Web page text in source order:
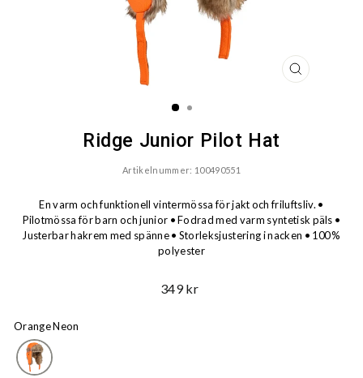
STÄNG
Ridge Junior Pilot Hat
Artikelnummer: 100490551
En varm och funktionell vintermössa för jakt och friluftsliv. •
Pilotmössa för barn och junior • Fodrad med varm syntetisk päls •
Justerbar hakrem med spänne • Storleksjustering i nacken • 100 %
polyester
Ord.
349 kr
Orange Neon